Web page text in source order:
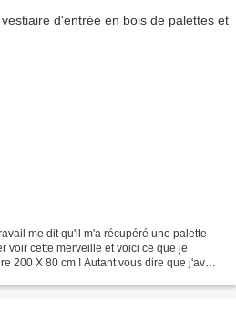
me dit qu'il m'a récupéré une palette
voir cette merveille et voici ce que je
200 X 80 cm ! Autant vous dire que j'avais